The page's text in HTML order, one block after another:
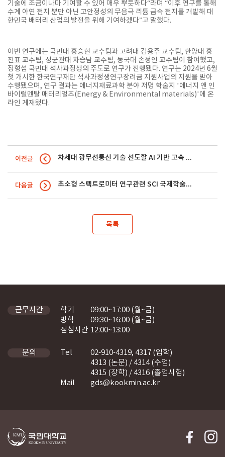
기술에 조금이나마 기여할 수 있어 매우 뿌듯하다“라며 “이후 연구를 통해
수계 아연 전지 뿐만 아닌 고안정성의 무음극 리튬 금속 전지를 개발해 대
한민국 배터리 산업의 발전을 위해 기여하겠다”고 말했다.
이번 연구에는 국민대 홍승현 교수팀과 고려대 김용주 교수팀, 한양대 홍
진표 교수팀, 성균관대 차승남 교수팀, 동국대 손정인 교수팀이 참여했고,
정형섭 국민대 석사과정생의 주도로 연구가 진행됐다. 연구는 2024년 6월
첫 개시한 한국연구재단 석사과정생연구장려금 지원사업의 지원을 받아
수행됐으며, 연구 결과는 에너지재료과학 분야 저명 학술지 ‘에너지 앤 인
바이럴멘탈 매터리얼즈(Energy & Environmental materials)’에 온
라인 게재됐다.
이전글 차세대 광무선통신 기술 선도할 AI 기반 고속 장거리 OCC 국제표준 출판 / 장영민(전자공학부) 교수
다음글 초소형 스펙트로미터 연구관련 SCI 국제학술지 논문 게재 / 노희소(나노전자물리학과) 교수 연구팀
목록
근무시간 학기
09:00~17:00 (월~금)
방학
09:30~16:00 (월~금)
점심시간 12:00~13:00
문의 Tel
02-910-4319, 4317 (입학)
4313 (논문) / 4314 (수업)
4315 (장학) / 4316 (졸업시험)
Mail
gds@kookmin.ac.kr